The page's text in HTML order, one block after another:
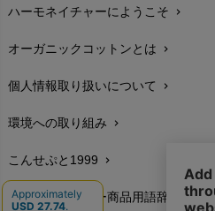
配送と送料chevron_right
在庫状況と発送予定chevron_right
サイズ・寸法chevron_right
生地・素材chevron_right
お手入れについて
レビューを書こうchevron_right
ハーモネイチャーにようこそ chevron_right
オーガニックコットンとは chevron_right
個人情報取り扱いについて chevron_right
環境への取り組み chevron_right
こんせぷと1999 chevron_right
ハーモネイチャー商品用語辞典 chevron_right